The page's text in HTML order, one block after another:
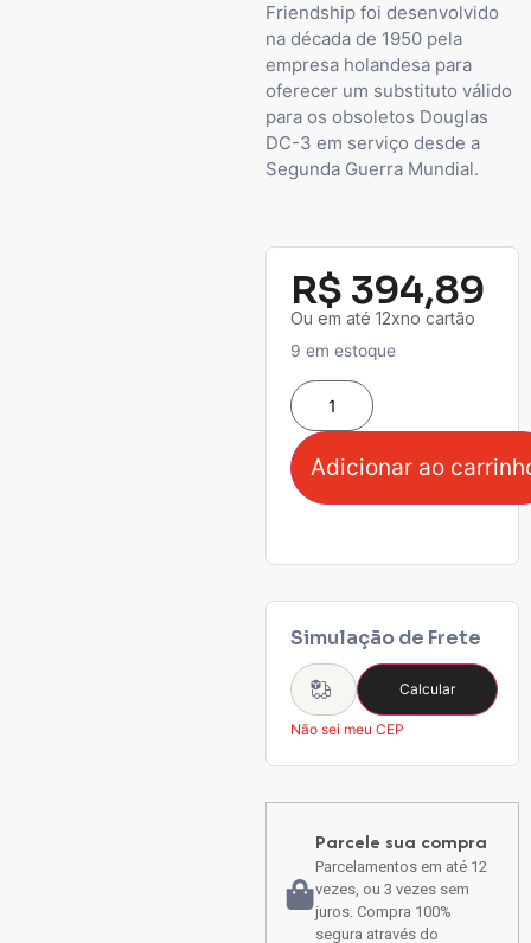
Friendship foi desenvolvido
na década de 1950 pela
empresa holandesa para
oferecer um substituto válido
para os obsoletos Douglas
DC-3 em serviço desde a
Segunda Guerra Mundial.
R$ 394,89
Ou em até 12xno cartão
9 em estoque
Adicionar ao
Simulação de Frete
Calcular
Não sei meu CEP
Parcele sua compra
Parcelamentos em até 12
vezes, ou 3 vezes sem
juros. Compra 100%
segura através do